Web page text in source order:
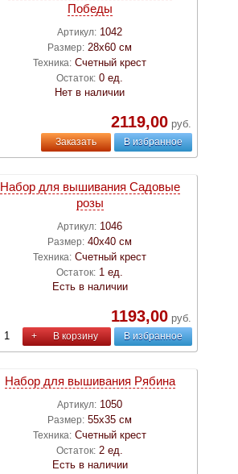
Победы
Артикул: 1042
Размер: 28х60 см
Техника: Счетный крест
Остаток: 0 ед.
Нет в наличии
2119,00руб.
Заказать В избранное
Набор для вышивания Садовые
розы
Артикул: 1046
Размер: 40х40 см
Техника: Счетный крест
Остаток: 1 ед.
Есть в наличии
1193,00руб.
+ В корзину В избранное
Набор для вышивания Рябина
Артикул: 1050
Размер: 55х35 см
Техника: Счетный крест
Остаток: 2 ед.
Есть в наличии